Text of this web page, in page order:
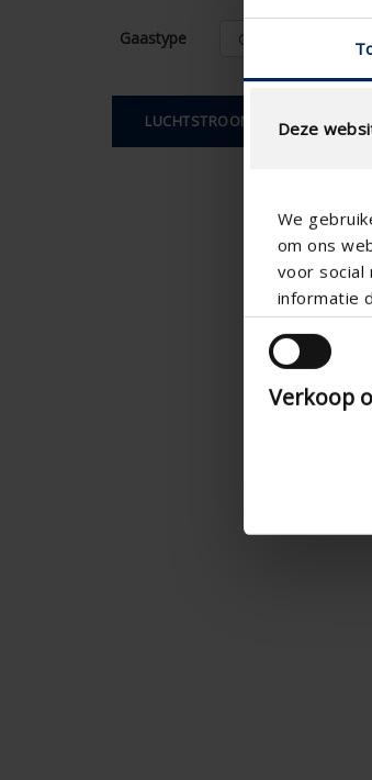
Deze
We
om ons
voor social
informatie
Verkoop
Gaastype
LUCHTSTROOMBEREKENING